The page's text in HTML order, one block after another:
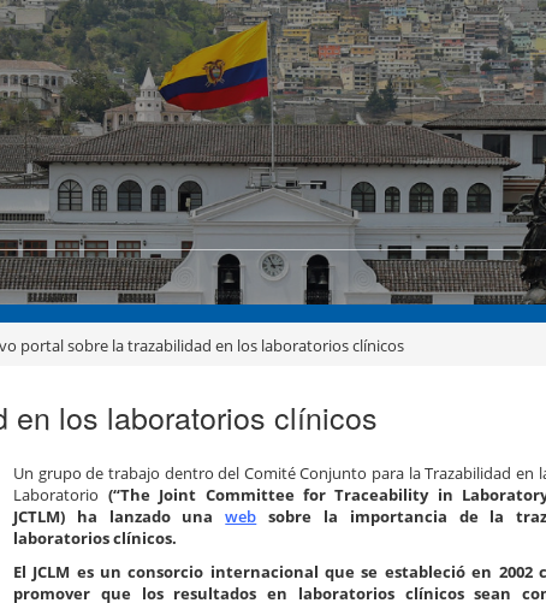
portal sobre la trazabilidad en los laboratorios clínicos
en los laboratorios clínicos
Un grupo de trabajo dentro del Comité Conjunto para la Trazabilidad en
Laboratorio (“The Joint Committee for Traceability in
JCTLM) ha lanzado unaweb sobre la importancia de la
laboratorios clínicos.
El JCLM es un consorcio internacional que se estableció en 2002
promover que los resultados en laboratorios clínicos sean